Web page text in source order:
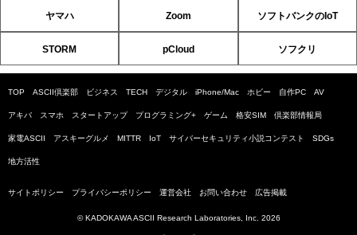
ヤマハ Zoom ソフトバンクのIoT
STORM pCloud ソフクリ
TOP ASCII倶楽部 ビジネス TECH デジタル iPhone/Mac ホビー 自作PC AV
アキバ スマホ スタートアップ プログラミング+ ゲーム 格安SIM 倶楽部情報局
家電ASCII アスキーグルメ MITTR IoT サイバーセキュリティ小説コンテスト SDGs
地方活性
サイトポリシー プライバシーポリシー 運営会社 お問い合わせ 広告掲載
© KADOKAWA ASCII Research Laboratories, Inc. 2026